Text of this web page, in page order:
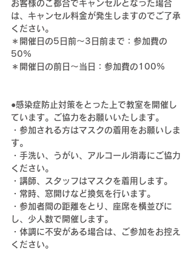
お客様のご都合でキャンセルとなった場合
は、キャンセル料金が発生しますのでご了承
ください。
＊開催日の5日前～3日前まで：参加費の
50%
＊開催日の前日～当日：参加費の100%
●感染症防止対策をとった上で教室を開催し
ています。ご協力をお願いいたします。
・参加される方はマスクの着用をお願いしま
す。
・手洗い、うがい、アルコール消毒にご協力
ください。
・講師、スタッフはマスクを着用します。
・常時、窓開けなど換気を行います。
・参加者間の距離をとり、座席を横並びに
し、少人数で開催します。
・体調に不安がある場合は、ご参加をお控え
ください。